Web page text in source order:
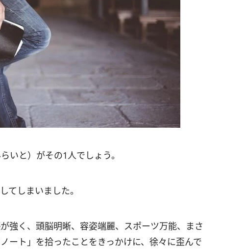
いと）がその1人でしょう。
てしまいました。
強く、頭脳明晰、容姿端麗、スポーツ万能、まさ
ート」を拾ったことをきっかけに、徐々に歪んで